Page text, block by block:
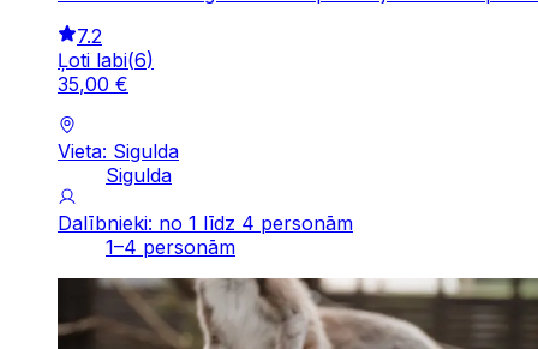
7.2
Ļoti labi(6)
35,00 €
Vieta: Sigulda
Sigulda
Dalībnieki: no 1 līdz 4 personām
1–4 personām